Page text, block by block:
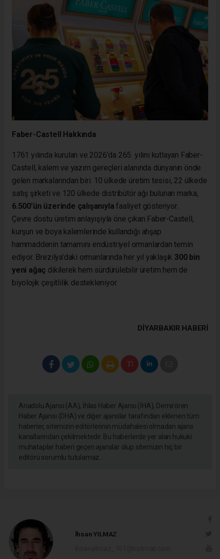
Faber-Castell Hakkında
1761 yılında kurulan ve 2026’da 265. yılını kutlayan Faber-
Castell, kalem ve yazım gereçleri alanında dünyanın önde
gelen markalarından biri. 10 ülkede üretim tesisi, 22 ülkede
satış şirketi ve 120 ülkede distribütör ağı bulunan marka,
6.500’ün üzerinde çalışanıyla faaliyet gösteriyor.
Çevre dostu üretim anlayışıyla öne çıkan Faber-Castell,
kurşun ve boya kalemlerinde kullandığı ahşap
hammaddenin tamamını endüstriyel ormanlardan temin
ediyor. Brezilya’daki ormanlarında her yıl yaklaşık 300 bin
yeni ağaç dikilerek hem sürdürülebilir üretim hem de
biyolojik çeşitlilik destekleniyor.
DIYARBAKIR HABERİ
Anadolu Ajansı (AA), İhlas Haber Ajansı (İHA), Demirören
Haber Ajansı (DHA) ve diğer ajanslar tarafından eklenen tüm
haberler, sitemizin editörlerinin müdahalesi olmadan ajans
kanallarından çekilmektedir. Bu haberlerde yer alan hukuki
muhataplar haberi geçen ajanslar olup sitemizin hiç bir
editörü sorumlu tutulamaz...
İhsan YILMAZ